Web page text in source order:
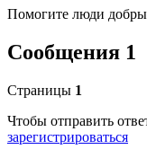
Помогите люди
Сообщения 1
Страницы 1
Чтобы отправить
зарегистрироваться